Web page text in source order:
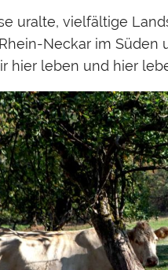
uralte, vielfältige
Neckar im Süden
hier leben und hier